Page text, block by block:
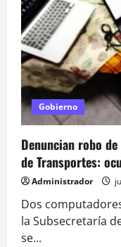
nacional
de
Boric
desde
un
cité
en
Gobierno
Denuncian robo
de Transportes:
Administrador
Dos
la Subsecretaría
se...